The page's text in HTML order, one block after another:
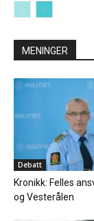
MENINGER
Debatt
Kronikk: Felles
og Vesterålen